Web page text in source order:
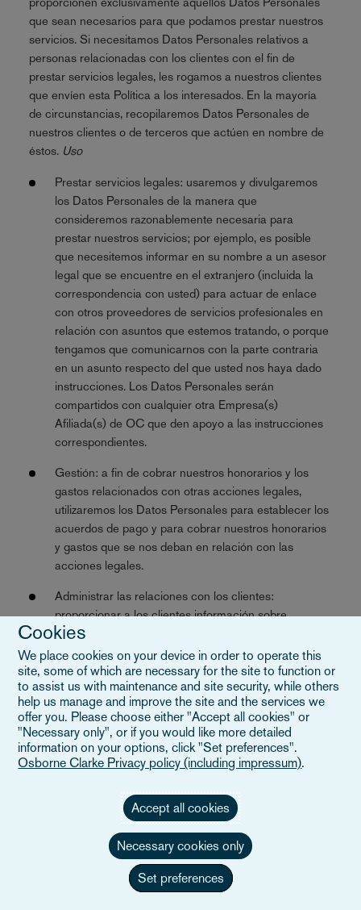
que sean necesarios para que podamos prestar nuestros
servicios. Si necesitamos Datos Personales relativos a
personas relacionadas con los clientes con el fin de
prestar servicios legales, les rogamos a nuestros clientes
que envíen esta Política a los interesados. En la mayoría
de circunstancias, recopilaremos Datos Personales de
nuestros clientes o de terceros que actúen en nombre de
éstos. Uso
Prestar servicios legales: usaremos y divulgaremos
los Datos Personales de la manera que
consideremos razonablemente necesaria para
prestar nuestros servicios; por ejemplo, es posible
que necesitemos informar en su nombre a un asesor
legal que se encuentre en el extranjero (incluida la
correspondencia con usted) para actuar de enlace
con otros proveedores de servicios profesionales en
relación con asuntos que estemos tratando, o porque
tengamos que comunicarnos con la parte contraria
en un asunto respecto del que usted nos haya dado
instrucciones. Los Datos Personales serán
compartidos con cualquier otra Empresa(s)
Afiliada(s) de OC que den apoyo a las instrucciones
correspondientes.
Gestión: a fin de cobrar nuestros honorarios y los
gastos relacionados con otras acciones legales,
utilizaremos los Datos Personales para establecer los
acuerdos de pago y para cobrar nuestros honorarios
y gastos que se nos deban en relación con las
acciones legales.
Administrar las relaciones con los clientes:
proporcionar a los clientes información sobre
nuestros servicios y enviarles las actualizaciones
legales que consideramos pueden ser relevantes
para ellos, organizar y celebrar eventos, e identificar
dónde podemos hacer mejoras en lo relativo a la
prestación de servicios.
Captación de clientes: como parte de nuestro
proceso de alta de nuevos clientes, realizamos ciertas
búsquedas de antecedentes para verificar si existe
algún problema potencial que pudiera impedirnos
trabajar con una determinada persona (por ejemplo,
para averiguar acerca de posibles condenas penales,
personas expuestas políticamente, sanciones u otros
potenciales problemas de reputación).
Cookies
We place cookies on your device in order to operate this
site, some of which are necessary for the site to function or
to assist us with maintenance and site security, while others
help us manage and improve the site and the services we
offer you. Please choose either "Accept all cookies" or
"Necessary only", or if you would like more detailed
information on your options, click "Set preferences".
Osborne Clarke Privacy policy (including impressum).
Accept all cookies
Necessary cookies only
Set preferences